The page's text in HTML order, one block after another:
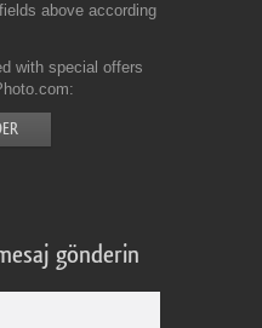
above according
with special offers
gönderin